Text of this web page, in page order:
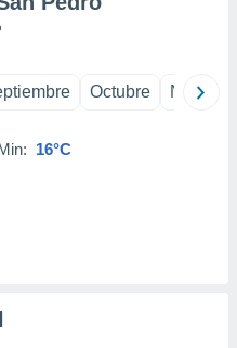
Octubre
16°C